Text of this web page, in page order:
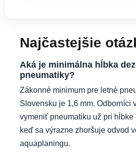
Najčastejšie
Aká je minimálna hĺbka
pneumatiky?
Zákonné minimum pre letné
Slovensku je 1,6 mm. Odborníci
vymeniť pneumatiku už pri hĺbke
keď sa výrazne zhoršuje odvod
aquaplaningu.